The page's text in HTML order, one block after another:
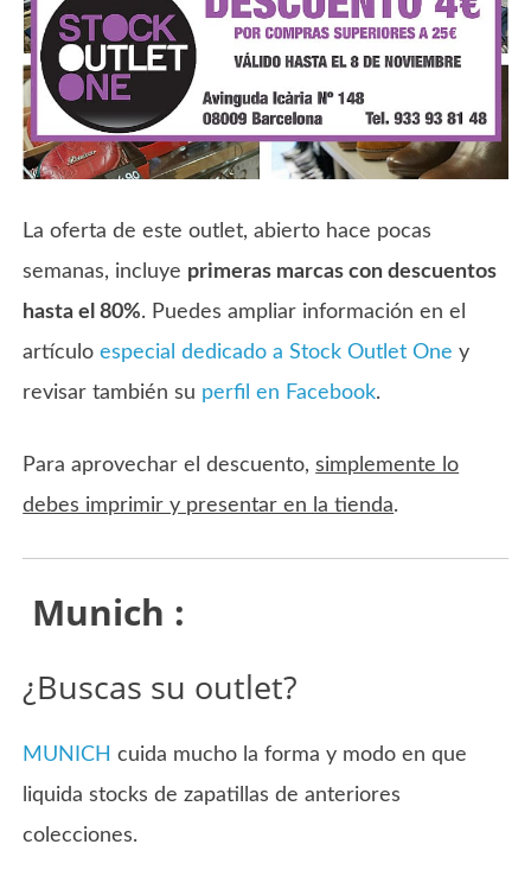
La oferta de este outlet, abierto hace pocas
semanas, incluye primeras marcas con descuentos
hasta el 80%. Puedes ampliar información en el
artículoespecial dedicado a Stock Outlet One y
revisar también su perfil en Facebook.
Para aprovechar el descuento,simplemente lo
debes imprimir y presentar en la tienda.
Munich :
¿Buscas su outlet?
MUNICH cuida mucho la forma y modo en que
liquida stocks de zapatillas de anteriores
colecciones.